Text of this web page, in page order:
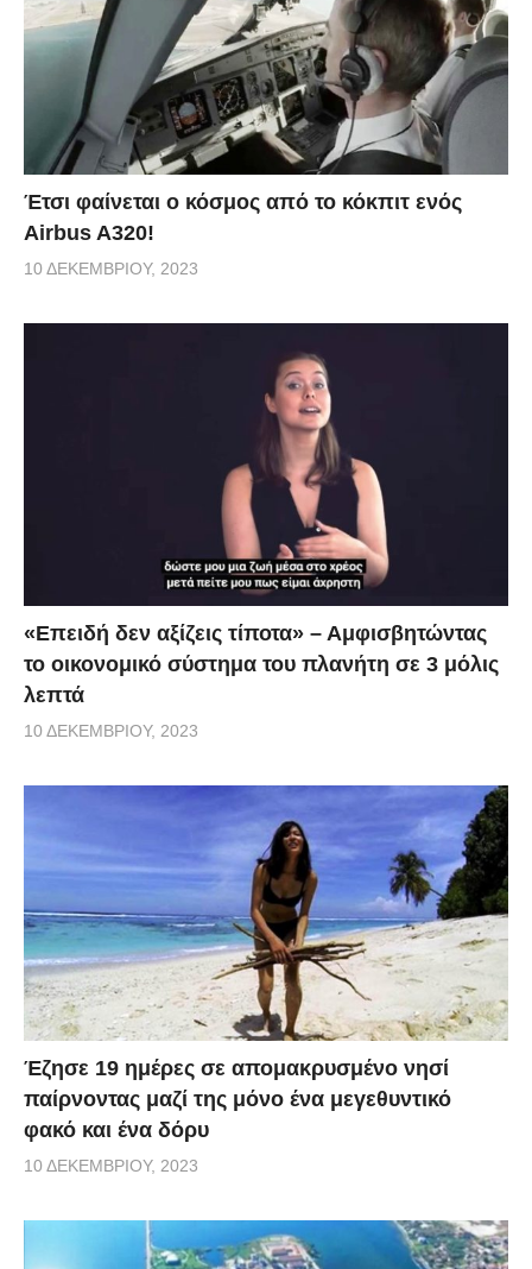
Έτσι φαίνεται ο κόσμος από το κόκπιτ ενός
Airbus A320!
10 ΔΕΚΕΜΒΡΊΟΥ, 2023
«Επειδή δεν αξίζεις τίποτα» – Αμφισβητώντας
το οικονομικό σύστημα του πλανήτη σε 3 μόλις
λεπτά
10 ΔΕΚΕΜΒΡΊΟΥ, 2023
Έζησε 19 ημέρες σε απομακρυσμένο νησί
παίρνοντας μαζί της μόνο ένα μεγεθυντικό
φακό και ένα δόρυ
10 ΔΕΚΕΜΒΡΊΟΥ, 2023